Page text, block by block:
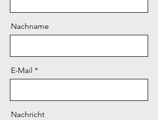
Nachname
E-Mail
Nachricht